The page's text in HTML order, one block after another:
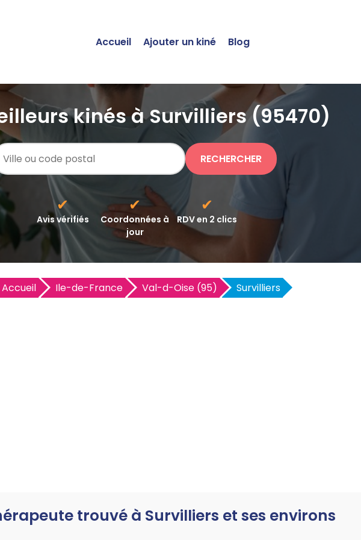
Accueil Ajouter un kiné Blog
kinés à Survilliers (95470)
RECHERCHER
✔
Avis vérifiés
✔
Coordonnées à
jour
✔
RDV en 2 clics
Accueil Ile-de-France Val-d-Oise (95) Survilliers
trouvé à Survilliers et ses environs